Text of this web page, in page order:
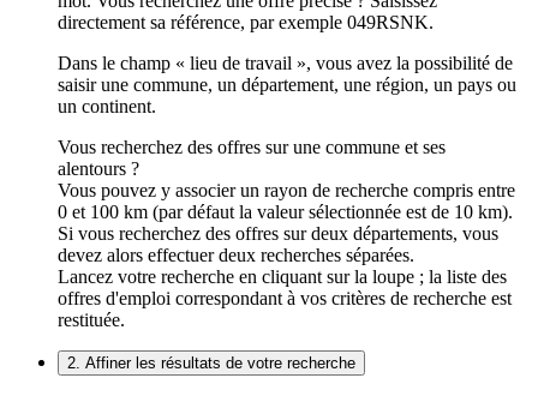
directement sa référence, par exemple 049RSNK.
Dans le champ « lieu de travail », vous avez la possibilité de
saisir une commune, un département, une région, un pays ou
un continent.
Vous recherchez des offres sur une commune et ses
alentours ?
Vous pouvez y associer un rayon de recherche compris entre
0 et 100 km (par défaut la valeur sélectionnée est de 10 km).
Si vous recherchez des offres sur deux départements, vous
devez alors effectuer deux recherches séparées.
Lancez votre recherche en cliquant sur la loupe ; la liste des
offres d'emploi correspondant à vos critères de recherche est
restituée.
2. Affiner les résultats de votre recherche